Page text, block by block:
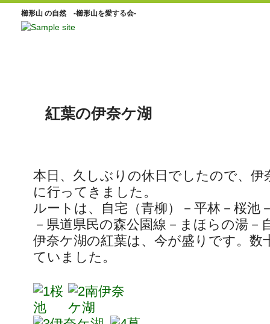
櫛形山 の自然 -櫛形山を愛する会-
紅葉の伊奈ケ湖
本日、久しぶりの休日でしたので、伊
に行ってきました。
ルートは、自宅（青柳）－平林－桜池
－県道県民の森公園線－まほらの湯－
伊奈ケ湖の紅葉は、今が盛りです。数
ていました。